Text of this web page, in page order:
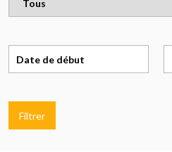
Filtrer